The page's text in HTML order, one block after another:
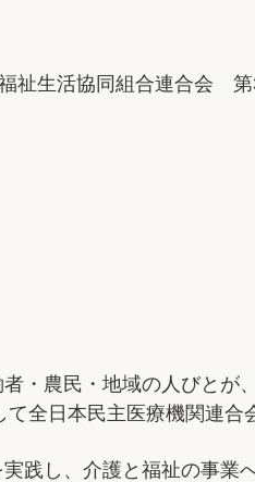
祉生活協同組合連合会
・農民・地域の人びとが
全日本民主医療機関連合
践し、介護と福祉の事業